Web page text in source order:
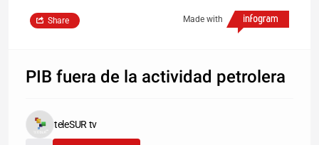
Made with
Share
PIB fuera de la actividad petrolera
teleSUR tv